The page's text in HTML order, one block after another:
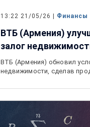
13:22 21/05/26 | Финансы
ВТБ (Армения)
залог
ВТБ (Армения) обновил
недвижимости, сделав